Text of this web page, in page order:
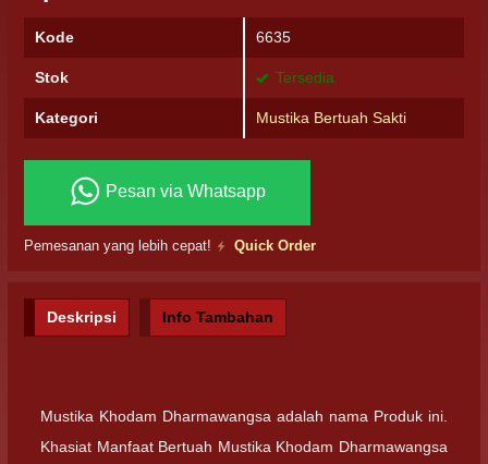
Kode 6635
Stok Tersedia
Kategori Mustika Bertuah Sakti
Pesan via Whatsapp
Pemesanan yang lebih cepat! Quick Order
Deskripsi Info Tambahan
Mustika Khodam Dharmawangsa adalah nama Produk ini.
Khasiat Manfaat Bertuah Mustika Khodam Dharmawangsa